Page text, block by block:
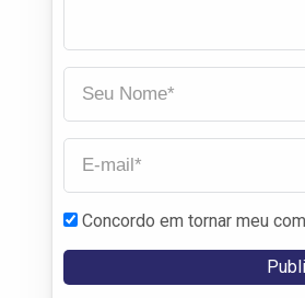
Concordo em tornar meu